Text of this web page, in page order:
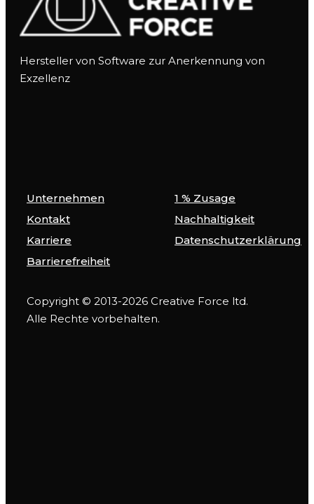
Hersteller von Software zur Anerkennung von
Exzellenz
Unternehmen
1 % Zusage
Kontakt
Nachhaltigkeit
Karriere
Datenschutzerklärung
Barrierefreiheit
Copyright © 2013-2026 Creative Force ltd.
Alle Rechte vorbehalten.